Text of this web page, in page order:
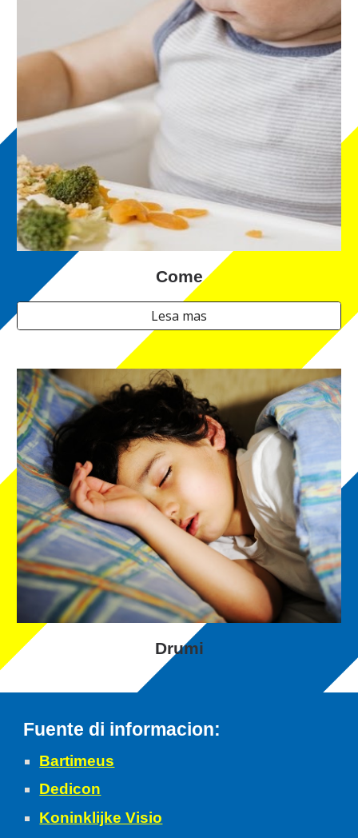
Come
Lesa mas
Drumi
Fuente di informacion:
Bartimeus
Dedicon
Koninklijke Visio